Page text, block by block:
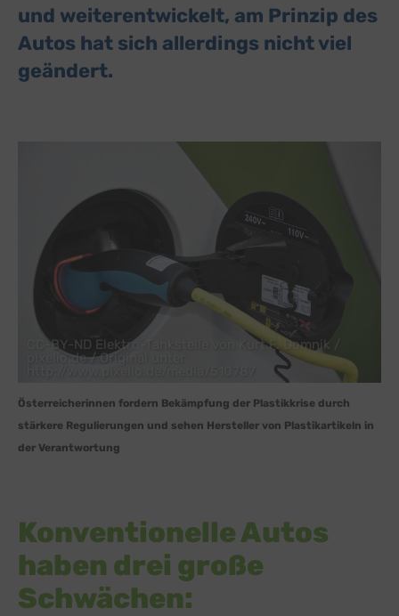
und weiterentwickelt, am Prinzip des
Autos hat sich allerdings nicht viel
geändert.
CC-BY-ND Elektro-Tankstelle von Kurt F. Domnik /
pixelio.de / Original unter
Österreicherinnen fordern Bekämpfung der Plastikkrise durch
stärkere Regulierungen und sehen Hersteller von Plastikartikeln in
der Verantwortung
Konventionelle Autos
haben drei große
Schwächen: